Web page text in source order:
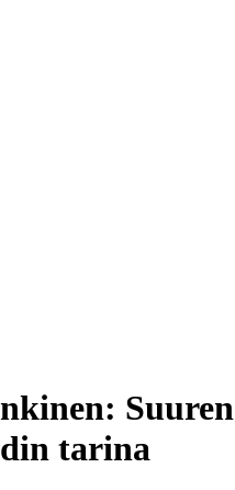
Suuren
tarina